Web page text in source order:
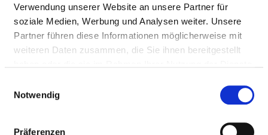
Verwendung unserer Website an unsere Partner für
soziale Medien, Werbung und Analysen weiter. Unsere
Partner führen diese Informationen möglicherweise mit
weiteren Daten zusammen, die Sie ihnen bereitgestellt
Notwendig
Präferenzen
Partielle Resektion des
Dickdarmes: Resektion des
Colon ascendens mit Coecum
und rechter Flexur
Laparoskopisch mit Anastomose
11